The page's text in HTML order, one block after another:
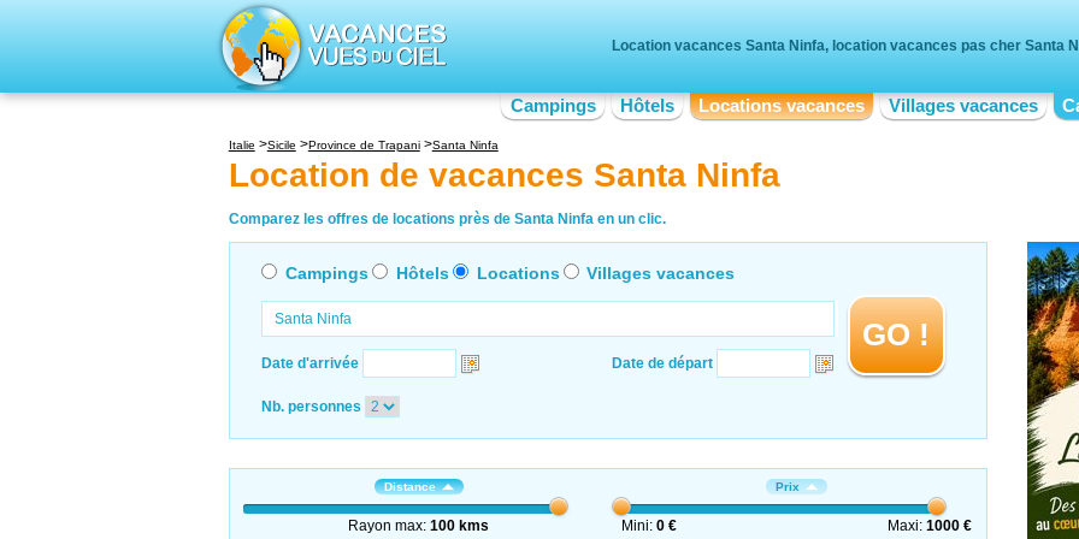
Location vacances Santa Ninfa, location vacances pas cher Santa
Campings Hôtels Locations vacances Villages vacances
Italie Sicile Province de Trapani Santa Ninfa
Location de vacances Santa Ninfa
Comparez les offres de locations près de Santa Ninfa en un clic.
Campings Hôtels Locations Villages vacances
Date d'arrivée Date de départ
GO !
Nb. personnes
Distance
Rayon max:100 kms
Prix
Mini: 0 € Maxi:1000 €